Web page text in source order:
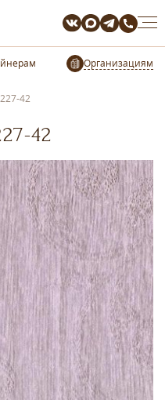
Организациям
42
42